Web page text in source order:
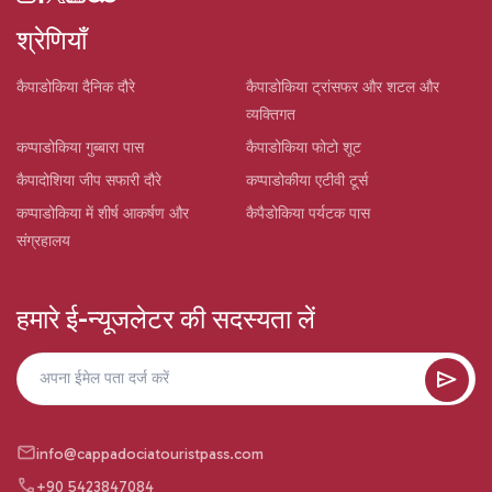
श्रेणियाँ
कैपाडोकिया दैनिक दौरे
कैपाडोकिया ट्रांसफर और शटल और
व्यक्तिगत
कप्पाडोकिया गुब्बारा पास
कैपाडोकिया फोटो शूट
कैपादोशिया जीप सफारी दौरे
कप्पाडोकीया एटीवी टूर्स
कप्पाडोकिया में शीर्ष आकर्षण और
संग्रहालय
कैपैडोकिया पर्यटक पास
हमारे ई-न्यूजलेटर की सदस्यता लें
info@cappadociatouristpass.com
+90 5423847084